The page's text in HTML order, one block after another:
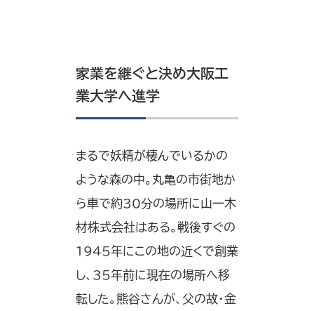
家業を継ぐと決め大阪工
業大学へ進学
まるで妖精が棲んでいるかの
ような森の中。丸亀の市街地か
ら車で約30分の場所に山一木
材株式会社はある。戦後すぐの
1945年にこの地の近くで創業
し、35年前に現在の場所へ移
転した。熊谷さんが、父の故・金